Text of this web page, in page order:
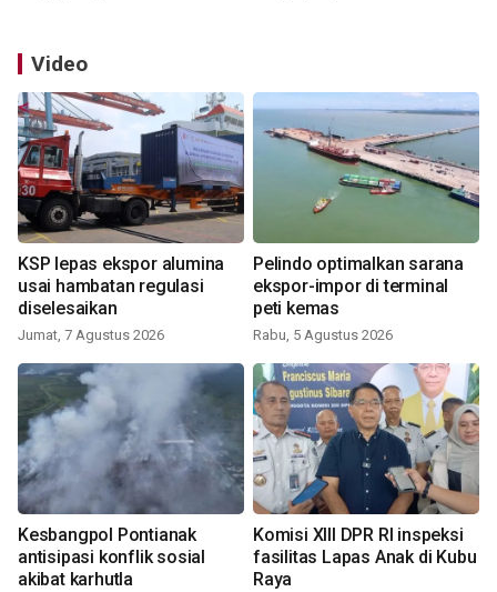
Video
KSP lepas ekspor alumina
usai hambatan regulasi
diselesaikan
Jumat, 7 Agustus 2026
Pelindo optimalkan sarana
ekspor-impor di terminal
peti kemas
Rabu, 5 Agustus 2026
Kesbangpol Pontianak
antisipasi konflik sosial
akibat karhutla
Komisi XIII DPR RI inspeksi
fasilitas Lapas Anak di Kubu
Raya